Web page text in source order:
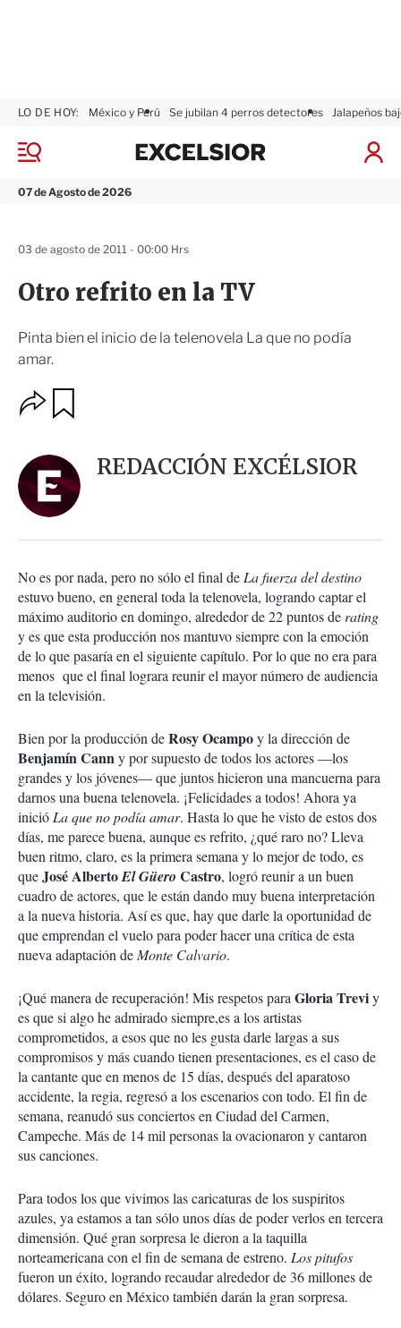
M
n
07 de Agosto de 2026
LO DE HOY: México y Perú Se jubilan 4 perros detectores Jalapeños
I
x
Otro refrito en la TV
Pinta bien el inicio de la telenovela La que no podía
amar.
03 de agosto de 2011 - 00:00 Hrs
O
p
n
e
s
o
m
p
a
r
i
r
a
r
REDACCIÓN EXCÉLSIOR
No es por nada, pero no sólo el final de La fuerza del destino
estuvo bueno, en general toda la telenovela, logrando captar el
máximo auditorio en domingo, alrededor de 22 puntos de rating
y es que esta producción nos mantuvo siempre con la emoción
de lo que pasaría en el siguiente capítulo. Por lo que no era para
menos que el final lograra reunir el mayor número de audiencia
en la televisión.
Bien por la producción deRosy Ocampoy la dirección de
Benjamín Canny por supuesto de todos los actores —los
grandes y los jóvenes— que juntos hicieron una mancuerna para
darnos una buena telenovela. ¡Felicidades a todos! Ahora ya
inició La que no podía amar. Hasta lo que he visto de estos dos
días, me parece buena, aunque es refrito, ¿qué raro no? Lleva
buen ritmo, claro, es la primera semana y lo mejor de todo, es
queJosé AlbertoEl Güero Castro, logró reunir a un buen
cuadro de actores, que le están dando muy buena interpretación
a la nueva historia. Así es que, hay que darle la oportunidad de
que emprendan el vuelo para poder hacer una crítica de esta
nueva adaptación de Monte Calvario.
¡Qué manera de recuperación! Mis respetos para Gloria Treviy
es que si algo he admirado siempre,es a los artistas
comprometidos, a esos que no les gusta darle largas a sus
compromisos y más cuando tienen presentaciones, es el caso de
la cantante que en menos de 15 días, después del aparatoso
accidente, la regia, regresó a los escenarios con todo. El fin de
semana, reanudó sus conciertos en Ciudad del Carmen,
Campeche. Más de 14 mil personas la ovacionaron y cantaron
sus canciones.
Para todos los que vivimos las caricaturas de los suspiritos
azules, ya estamos a tan sólo unos días de poder verlos en tercera
dimensión. Qué gran sorpresa le dieron a la taquilla
norteamericana con el fin de semana de estreno. Los pitufos
fueron un éxito, logrando recaudar alrededor de 36 millones de
dólares. Seguro en México también darán la gran sorpresa.